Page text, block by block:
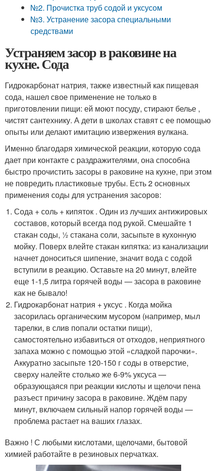
№2. Прочистка труб содой и уксусом
№3. Устранение засора специальными
средствами
Устраняем засор в раковине на
кухне. Сода
Гидрокарбонат натрия, также известный как пищевая
сода, нашел свое применение не только в
приготовлении пищи: ей моют посуду, стирают белье ,
чистят сантехнику. А дети в школах ставят с ее помощью
опыты или делают имитацию извержения вулкана.
Именно благодаря химической реакции, которую сода
дает при контакте с раздражителями, она способна
быстро прочистить засоры в раковине на кухне, при этом
не повредить пластиковые трубы. Есть 2 основных
применения соды для устранения засоров:
Сода + соль + кипяток . Один из лучших антижировых
составов, который всегда под рукой. Смешайте 1
стакан соды, ½ стакана соли, засыпьте в кухонную
мойку. Поверх влейте стакан кипятка: из канализации
начнет доноситься шипение, значит вода с содой
вступили в реакцию. Оставьте на 20 минут, влейте
еще 1-1,5 литра горячей воды — засора в раковине
как не бывало!
Гидрокарбонат натрия + уксус . Когда мойка
засорилась органическим мусором (например, мыл
тарелки, в слив попали остатки пищи),
самостоятельно избавиться от отходов, неприятного
запаха можно с помощью этой «сладкой парочки».
Аккуратно засыпьте 120-150 г соды в отверстие,
сверху налейте столько же 6-9% уксуса —
образующаяся при реакции кислоты и щелочи пена
разъест причину засора в раковине. Ждём пару
минут, включаем сильный напор горячей воды —
проблема растает на ваших глазах.
Важно ! С любыми кислотами, щелочами, бытовой
химией работайте в резиновых перчатках.